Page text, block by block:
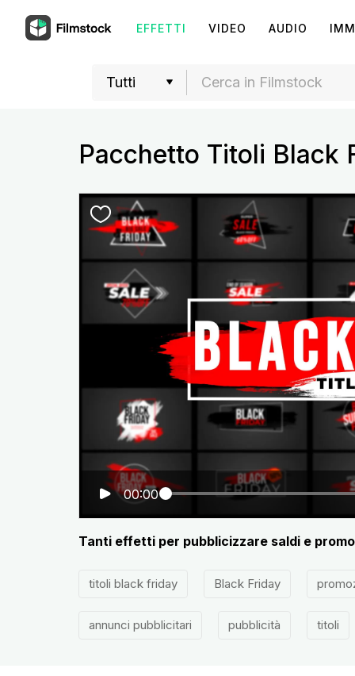
EFFETTI VIDEO AUDIO
Pacchetto Titoli Black
00:00
Tanti effetti per pubblicizzare saldi e
titoli black friday Black Friday
annunci pubblicitari pubblicità titoli